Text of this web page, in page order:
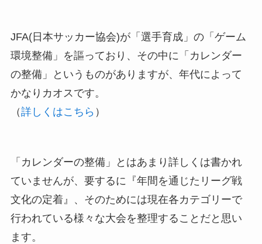
JFA(日本サッカー協会)が「選手育成」の「ゲーム
環境整備」を謳っており、その中に「カレンダー
の整備」というものがありますが、年代によって
かなりカオスです。
（詳しくはこちら ）
「カレンダーの整備」とはあまり詳しくは書かれ
ていませんが、要するに『年間を通じたリーグ戦
文化の定着』、そのためには現在各カテゴリーで
行われている様々な大会を整理することだと思い
ます。